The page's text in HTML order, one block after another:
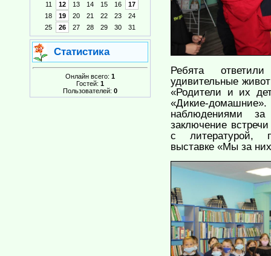
11
12 13 14 15 16
17
18
19 20 21 22 23
24
25
26 27 28 29 30 31
Статистика
Онлайн всего: 1
Гостей: 1
Пользователей: 0
Ребята ответили
удивительные
«Родители и их
«Дикие-домашние».
наблюдениями
заключение
с литературой,
выставке «Мы за